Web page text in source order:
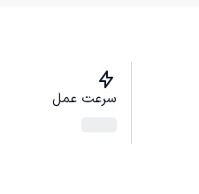
سرعت عمل